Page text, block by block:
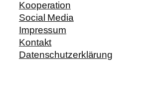
Kooperation
Social Media
Impressum
Kontakt
Datenschutzerklärung